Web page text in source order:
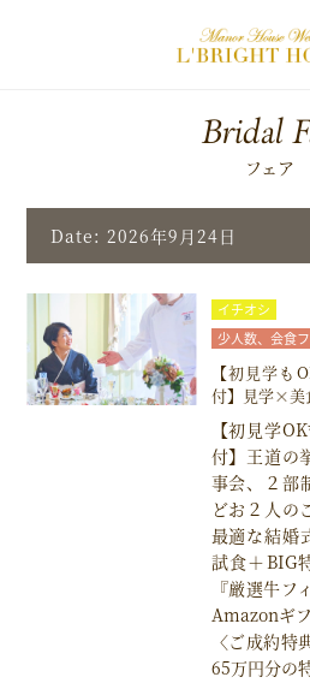
Bridal
フェア
Date: 2026年9月24日
イチオシ
少人数、会食
【初見学も
付】見学×
【初見学
付】王道の
事会、２部
どお２人の
最適な結婚
試食＋BIG
『厳選牛
Amazonギ
〈ご成約特
65万円分の